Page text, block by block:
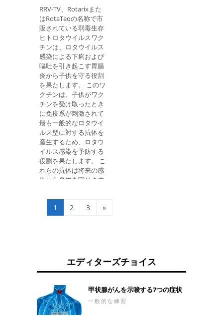
接種クリニックでのみ
利用できます。 これ
RRV-TV、Rotarixまた
はRotaTeqの名称で市
販されている弱毒生存
ヒトロタウイルスワク
チンは、ロタウイルス
感染による下痢および
嘔吐を引き起こす胃腸
炎から子供を守る役割
を果たします。 このワ
クチンは、子供がワク
チンを受け取ったとき
に免疫系が刺激されて
最も一般的なロタウイ
ルス型に対する抗体を
産生するため、ロタウ
イルス感染を予防する
役割を果たします。 こ
れらの抗体は将来の感
染から身体を守ります
りませんが、症状の強
さを軽減するのに非常
に有用ですが、ロタウ
は何のためですか ロタ
ウイルスワクチンは、
レオウイルス 科に属す
るウイルスであるロタ
ウイルス感染を予防す
る目的で投与され、6
ヶ月〜2歳の小児を中
1 2 3 »
エディターズチョイス
甲状腺がんを示唆する7つの症状
一般的な練習